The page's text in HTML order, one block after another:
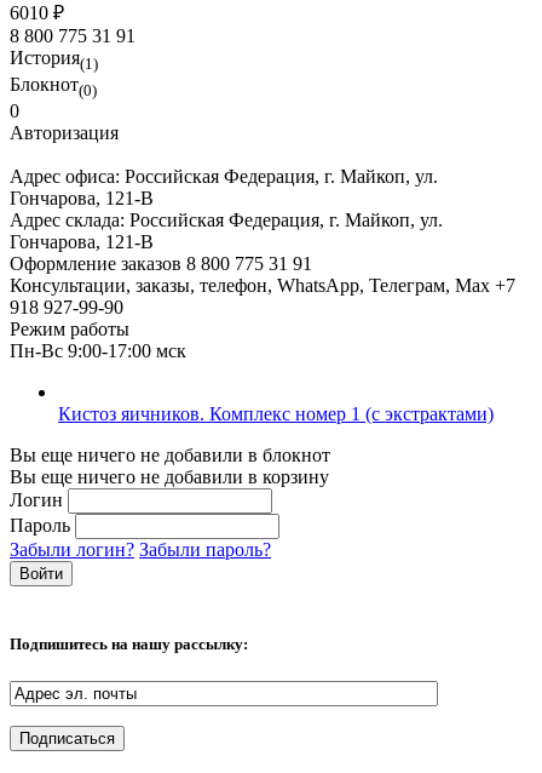
6010 ₽
8 800 775 31 91
История(1)
Блокнот(0)
0
Авторизация
Адрес офиса: Российская Федерация, г. Майкоп, ул.
Гончарова, 121-В
Адрес склада: Российская Федерация, г. Майкоп, ул.
Гончарова, 121-В
Оформление заказов 8 800 775 31 91
Консультации, заказы, телефон, WhatsApp, Телеграм, Мах +7
918 927-99-90
Режим работы
Пн-Вс 9:00-17:00 мск
Кистоз яичников. Комплекс номер 1 (с экстрактами)
Вы еще ничего не добавили в блокнот
Вы еще ничего не добавили в корзину
Логин
Пароль
Забыли логин? Забыли пароль?
Подпишитесь на нашу рассылку: